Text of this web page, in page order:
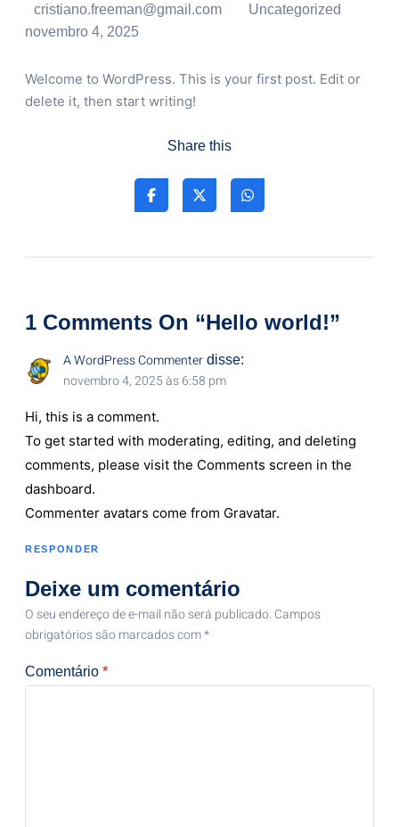
cristiano.freeman@gmail.com
Uncategorized
novembro 4, 2025
Welcome to WordPress. This is your first post. Edit or
delete it, then start writing!
Share this
1 Comments On “Hello world!”
A WordPress Commenter disse:
novembro 4, 2025 às 6:58 pm
Hi, this is a comment.
To get started with moderating, editing, and deleting
comments, please visit the Comments screen in the
dashboard.
Commenter avatars come from Gravatar.
RESPONDER
Deixe um comentário
O seu endereço de e-mail não será publicado. Campos
obrigatórios são marcados com*
Comentário *